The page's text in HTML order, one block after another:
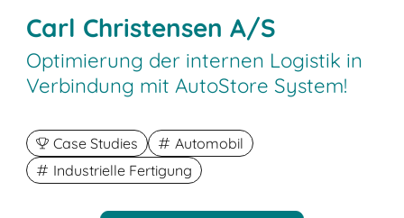
Carl Christensen A/S
Optimierung der internen Logistik in
Verbindung mit AutoStore System!
Case Studies
Automobil
Industrielle Fertigung